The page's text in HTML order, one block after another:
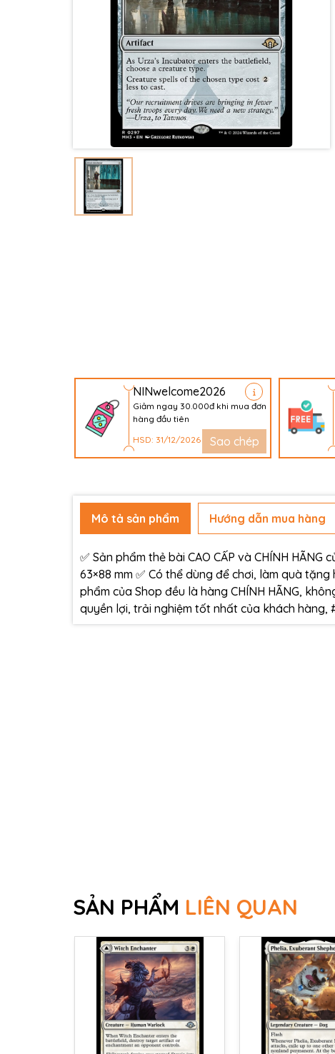
NINwelcome2026
Giảm ngay 30.000đ khi mua đơn
hàng đầu tiên
HSD: 31/12/2026
Sao chép
Mô tả sản phẩm Hướng dẫn mua hàng
✅ Sản phẩm thẻ bài CAO CẤP và CHÍNH
63×88 mm ✅ Có thể dùng để chơi, làm quà
phẩm của Shop đều là hàng CHÍNH HÃNG,
quyền lợi, trải nghiệm tốt nhất của khách
SẢN PHẨM LIÊN QUAN